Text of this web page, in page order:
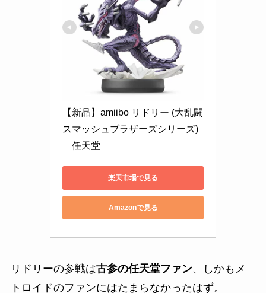
【新品】amiibo リドリー (大乱闘
スマッシュブラザーズシリーズ)
任天堂
楽天市場で見る
Amazonで見る
リドリーの参戦は古参の任天堂ファン、しかもメ
トロイドのファンにはたまらなかったはず。